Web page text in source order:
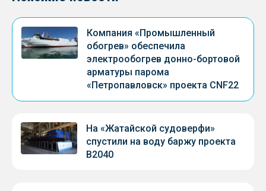
Компания «Промышленный
обогрев» обеспечила
электрообогрев донно-бортовой
арматуры парома
«Петропавловск» проекта CNF22
На «Жатайской судоверфи»
спустили на воду баржу проекта
В2040